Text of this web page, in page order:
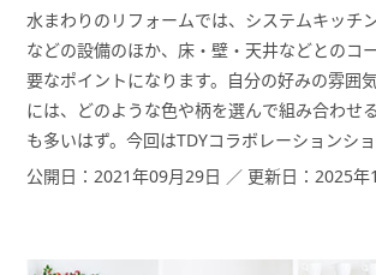
水まわりのリフォームでは、システムキッチ
などの設備のほか、床・壁・天井などとのコ
要なポイントになります。自分の好みの雰囲
には、どのような色や柄を選んで組み合わせ
も多いはず。今回はTDYコラボレーションシ
イザーの皆さんにカラーコーディネートのコ
公開日：2021年09月29日 ／ 更新日：2025年